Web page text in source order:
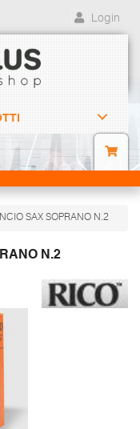
Login
SAX SOPRANO N.2
N.2